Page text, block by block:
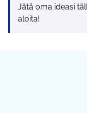
Jätä oma ideasi
aloita!